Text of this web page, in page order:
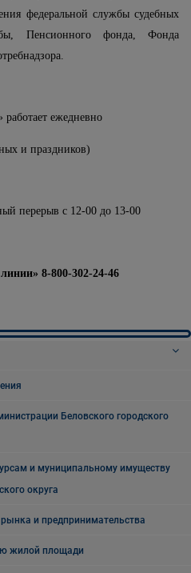
федеральной службы судебных
Пенсионного фонда, Фонда
работает ежедневно
и праздников)
перерыв с 12-00 до 13-00
8-800-302-24-46
Беловского городского
и муниципальному имуществу
округа
и предпринимательства
жилой площади